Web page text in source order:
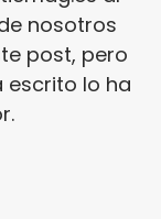
nosotros
post, pero
escrito lo ha